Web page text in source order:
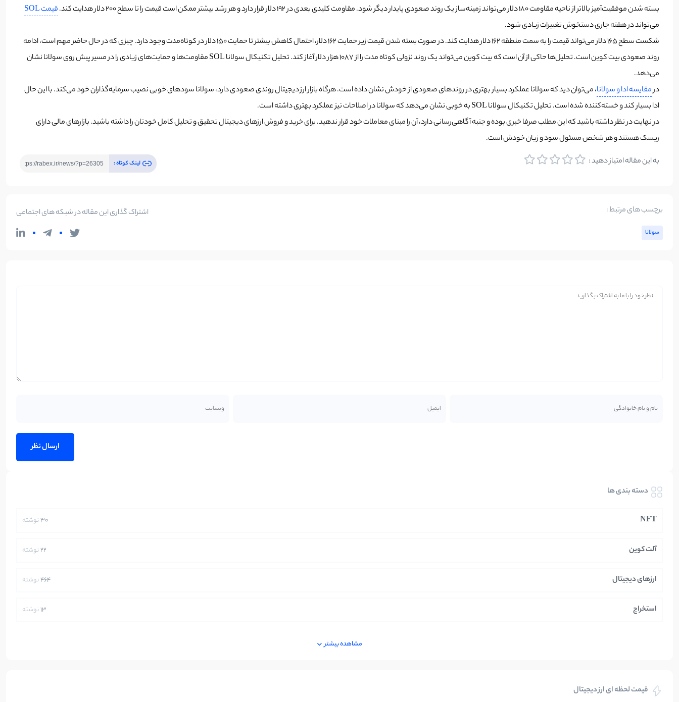
بسته شدن موفقیت‌آمیز بالاتر از ناحیه مقاومت ۱۸۰ دلار می‌تواند زمینه‌ساز یک روند صعودی پایدار دیگر شود. مقاومت کلیدی بعدی در ۱۹۲ دلار قرار دارد و هر رشد بیشتر ممکن است قیمت را تا سطح ۲۰۰ دلار هدایت کند.
قیمت SOL
می‌تواند در هفته جاری دستخوش تغییرات زیادی شود.
شکست سطح ۱۶۵ دلار می‌تواند قیمت را به سمت منطقه ۱۶۲ دلار هدایت کند. در صورت بسته شدن قیمت زیر حمایت ۱۶۲ دلار، احتمال کاهش بیشتر تا حمایت ۱۵۰ دلار در کوتاه‌مدت وجود دارد. چیزی که در حال حاضر مهم است، ادامه
روند صعودی بیت کوین است. تحلیل‌ها حاکی از آن است که بیت کوین می‌تواند یک روند نزولی کوتاه مدت را از 1087 هزار دلار آغاز کند. تحلیل تکنیکال سولانا SOL مقاومت‌ها و حمایت‌های زیادی را در مسیر پیش روی سولانا نشان
می‌دهد.
درمقایسه ادا و سولانا، می‌توان دید که سولانا عملکرد بسیار بهتری در روندهای صعودی از خودش نشان داده است. هرگاه بازار ارز دیجیتال روندی صعودی دارد، سولانا سودهای خوبی نصیب سرمایه‌گذاران خود می‌کند. با این حال
ادا بسیار کند و خسته‌کننده شده است. تحلیل تکنیکال سولانا SOL به خوبی نشان می‌دهد که سولانا در اصلاحات نیز عملکرد بهتری داشته است.
در نهایت در نظر داشته باشید که این مطلب صرفا خبری بوده و جنبه آگاهی‌رسانی دارد، آن را مبنای معاملات خود قرار ندهید. برای خرید و فروش ارزهای دیجیتال تحقیق و تحلیل کامل خودتان را داشته باشید. بازارهای مالی دارای
ریسک هستند و هر شخص مسئول سود و زیان خودش است.
به این مقاله امتیاز دهید :
لینک کوتاه :
برچسب های مرتبط :
سولانا
اشتراک گذاری این مقاله در شبکه های اجتماعی
دسته بندی ها
NFT
30نوشته
آلت کوین 22نوشته
ارزهای دیجیتال 464نوشته
استخراج 13نوشته
بلاکچین
مشاهده بیشتر
قیمت لحظه ای ارز دیجیتال